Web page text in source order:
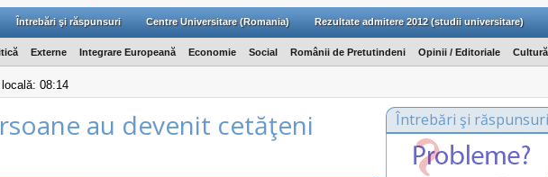
Întrebări şi răspunsuri Centre Universitare (Romania) Rezultate admitere 2012 (studii universitare)
Externe Integrare Europeană Economie Social Românii de Pretutindeni Opinii / Editoriale Cultură
08:14
au devenit cetăţeni
Întrebări şi răspunsuri